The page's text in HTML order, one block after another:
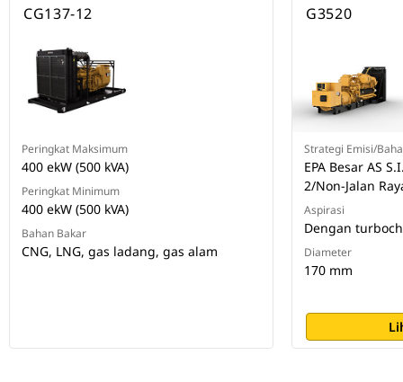
CG137-12
Peringkat Maksimum
400 ekW (500 kVA)
Peringkat Minimum
400 ekW (500 kVA)
Bahan Bakar
CNG, LNG, gas ladang, gas alam
G3520
Strategi Emisi/
EPA Besar AS
2/Non-Jalan
Aspirasi
Dengan
Diameter
170 mm